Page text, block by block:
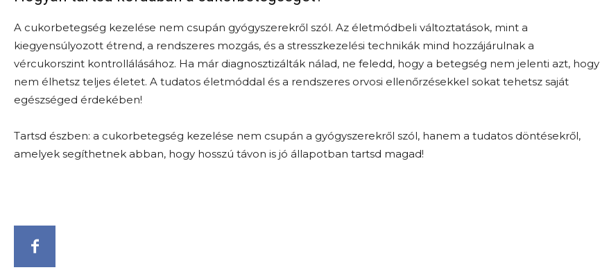
A cukorbetegség kezelése nem csupán gyógyszerekről szól. Az életmódbeli változtatások, mint a
kiegyensúlyozott étrend, a rendszeres mozgás, és a stresszkezelési technikák mind hozzájárulnak a
vércukorszint kontrollálásához. Ha már diagnosztizálták nálad, ne feledd, hogy a betegség nem jelenti azt, hogy
nem élhetsz teljes életet. A tudatos életmóddal és a rendszeres orvosi ellenőrzésekkel sokat tehetsz saját
egészséged érdekében!
Tartsd észben: a cukorbetegség kezelése nem csupán a gyógyszerekről szól, hanem a tudatos döntésekről,
amelyek segíthetnek abban, hogy hosszú távon is jó állapotban tartsd magad!